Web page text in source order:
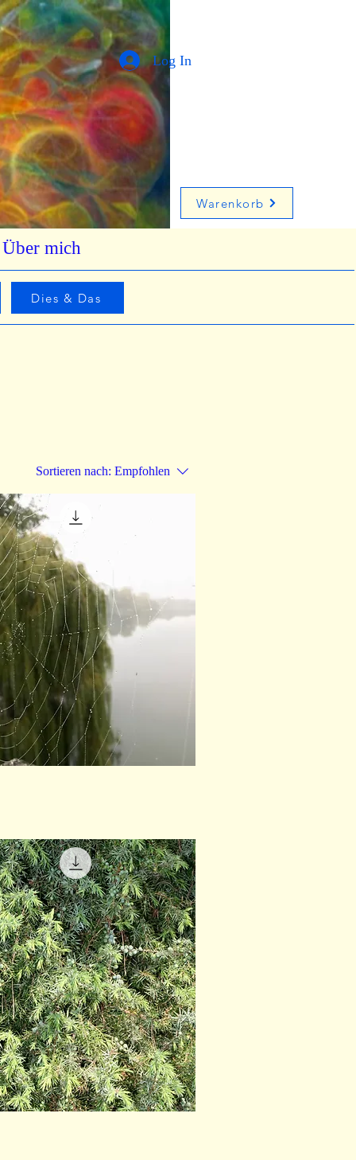
Warenkorb
Log In
Über mich
Dies & Das
Sortieren nach: Empfohlen